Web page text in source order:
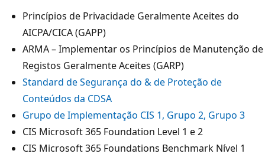
Princípios de Privacidade Geralmente Aceites do
AICPA/CICA (GAPP)
ARMA – Implementar os Princípios de Manutenção de
Registos Geralmente Aceites (GARP)
Standard de Segurança do & de Proteção de
Conteúdos da CDSA
Grupo de Implementação CIS 1, Grupo 2, Grupo 3
CIS Microsoft 365 Foundation Level 1 e 2
CIS Microsoft 365 Foundations Benchmark Nível 1